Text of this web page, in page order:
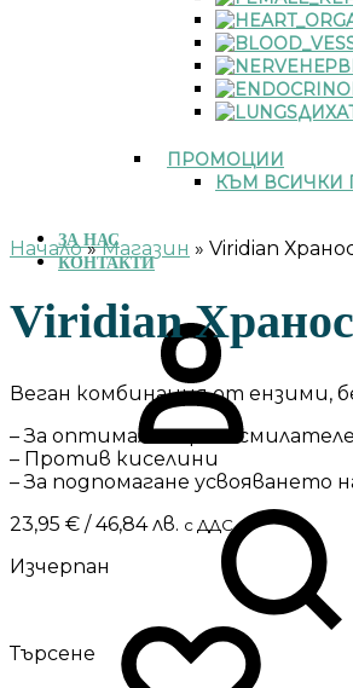
ПРОМОЦИИ
КЪМ ВСИЧКИ
ЗА НАС
КОНТАКТИ
Търсене
Начало»Магазин » Viridian
Viridian
Веган комбинация от ензими,
– За оптимален
– Против киселини
– За подпомагане
23,95 € / 46,84 лв. с ДДС
Изчерпан